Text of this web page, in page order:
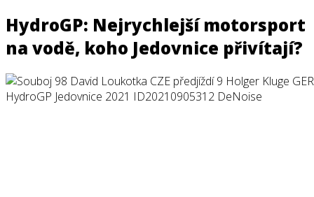
HydroGP: Nejrychlejší motorsport
na vodě, koho Jedovnice přivítají?